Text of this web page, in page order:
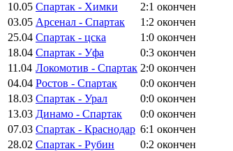
10.05 Спартак - Химки 2:1 окончен
03.05 Арсенал - Спартак 1:2 окончен
25.04 Спартак - цска 1:0 окончен
18.04 Спартак - Уфа 0:3 окончен
11.04 Локомотив - Спартак 2:0 окончен
04.04 Ростов - Спартак 0:0 окончен
18.03 Спартак - Урал 0:0 окончен
13.03 Динамо - Спартак 0:0 окончен
07.03 Спартак - Краснодар 6:1 окончен
28.02 Спартак - Рубин 0:2 окончен